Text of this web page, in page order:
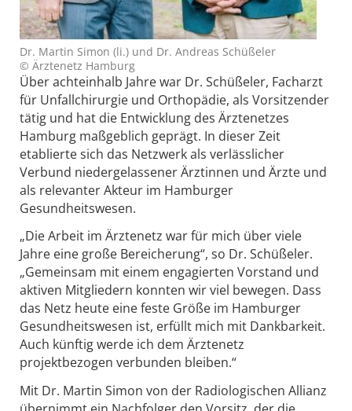
Dr. Martin Simon (li.) und Dr. Andreas Schüßeler
© Ärztenetz Hamburg
Über achteinhalb Jahre war Dr. Schüßeler, Facharzt
für Unfallchirurgie und Orthopädie, als Vorsitzender
tätig und hat die Entwicklung des Ärztenetzes
Hamburg maßgeblich geprägt. In dieser Zeit
etablierte sich das Netzwerk als verlässlicher
Verbund niedergelassener Ärztinnen und Ärzte und
als relevanter Akteur im Hamburger
Gesundheitswesen.
„Die Arbeit im Ärztenetz war für mich über viele
Jahre eine große Bereicherung“, so Dr. Schüßeler.
„Gemeinsam mit einem engagierten Vorstand und
aktiven Mitgliedern konnten wir viel bewegen. Dass
das Netz heute eine feste Größe im Hamburger
Gesundheitswesen ist, erfüllt mich mit Dankbarkeit.
Auch künftig werde ich dem Ärztenetz
projektbezogen verbunden bleiben.“
Mit Dr. Martin Simon von der Radiologischen Allianz